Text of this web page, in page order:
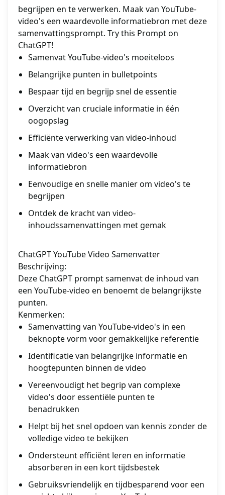
begrijpen en te verwerken. Maak van YouTube-
video's een waardevolle informatiebron met deze
samenvattingsprompt. Try this Prompt on
ChatGPT!
Samenvat YouTube-video's moeiteloos
Belangrijke punten in bulletpoints
Bespaar tijd en begrijp snel de essentie
Overzicht van cruciale informatie in één
oogopslag
Efficiënte verwerking van video-inhoud
Maak van video's een waardevolle
informatiebron
Eenvoudige en snelle manier om video's te
begrijpen
Ontdek de kracht van video-
inhoudssamenvattingen met gemak
ChatGPT YouTube Video Samenvatter
Beschrijving:
Deze ChatGPT prompt samenvat de inhoud van
een YouTube-video en benoemt de belangrijkste
punten.
Kenmerken:
Samenvatting van YouTube-video's in een
beknopte vorm voor gemakkelijke referentie
Identificatie van belangrijke informatie en
hoogtepunten binnen de video
Vereenvoudigt het begrip van complexe
video's door essentiële punten te
benadrukken
Helpt bij het snel opdoen van kennis zonder de
volledige video te bekijken
Ondersteunt efficiënt leren en informatie
absorberen in een kort tijdsbestek
Gebruiksvriendelijk en tijdbesparend voor een